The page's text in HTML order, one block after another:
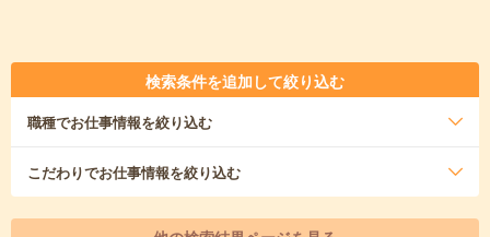
検索条件を追加して絞り込む
職種でお仕事情報を絞り込む
こだわりでお仕事情報を絞り込む